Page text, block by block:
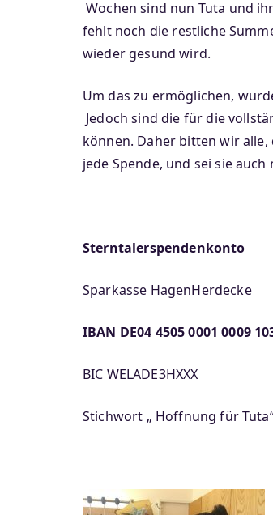
Wochen sind nun Tuta und
fehlt noch die restliche
wieder gesund wird.
Um das zu ermöglichen,
Jedoch sind die für die
können. Daher bitten wir
jede Spende, und sei sie
Sparkasse HagenHerdecke
IBAN DE04 4505 0001 0009
BIC WELADE3HXXX
Stichwort „ Hoffnung für